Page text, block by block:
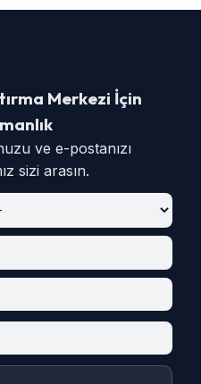
Merkezi İçin
ve e-postanızı
sizi arasın.